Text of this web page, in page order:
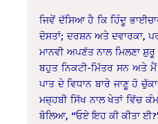
ਜਿਵੇਂ ਦੱਸਿਆ ਹੈ ਕਿ ਹਿੰਦੂ
ਦੋਸਤਾਂ; ਦਰਸ਼ਨ ਅਤੇ ਦਵਾਰਕਾ,
ਮਾਨਵੀ ਅਪਣੱਤ ਨਾਲ ਮਿਲਣਾ
ਬਹੁਤ ਨਿਕਟੀ-ਮਿੱਤਰ ਸਨ ਅਤੇ ਮੈਂ
ਪਾਤ ਦੇ ਵਿਧਾਨ ਬਾਰੇ ਜਾਣੂ ਹੋ
ਮਜ਼੍ਹਬੀ ਸਿੱਖ ਨਾਲ ਖੇਤਾਂ ਵਿੱਚ
ਬੋਲਿਆ, “ਓਏ ਇਹ ਕੀ ਕੀਤਾ